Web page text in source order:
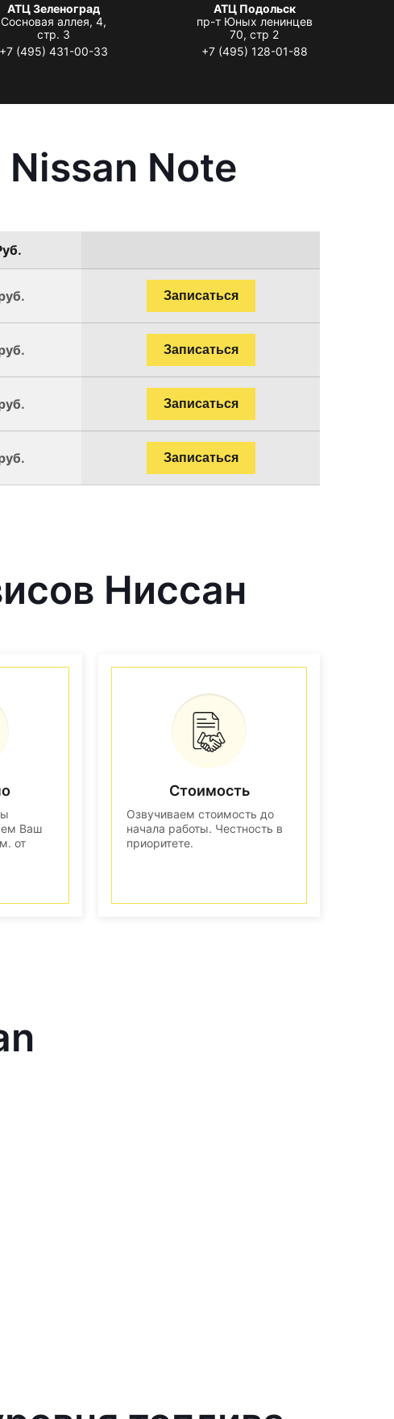
АТЦ Зеленоград
Сосновая аллея, 4,
стр. 3
+7 (495) 431-00-33
АТЦ Подольск
пр-т Юных ленинцев
70, стр 2
+7 (495) 128-01-88
Note
Записаться
Записаться
Записаться
Записаться
Ниссан
Ваш
от
Стоимость
Озвучиваем стоимость до
начала работы. Честность в
приоритете.